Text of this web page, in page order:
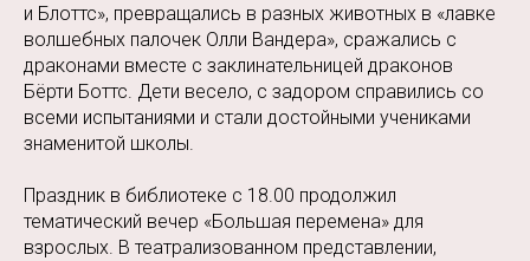
и Блоттс», превращались в разных животных в «лавке
волшебных палочек Олли Вандера», сражались с
драконами вместе с заклинательницей драконов
Бёрти Боттс. Дети весело, с задором справились со
всеми испытаниями и стали достойными учениками
знаменитой школы.
Праздник в библиотеке с 18.00 продолжил
тематический вечер «Большая перемена» для
взрослых. В театрализованном представлении,